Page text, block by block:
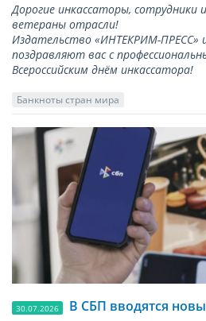
Дорогие инкассаторы, сотрудники
ветераны отрасли!
Издательство «ИНТЕКРИМ-ПРЕСС»
поздравляют вас с
Всероссийским днём инкассатора!
Банкноты стран мира
30.07.2026 В СБП вводятся